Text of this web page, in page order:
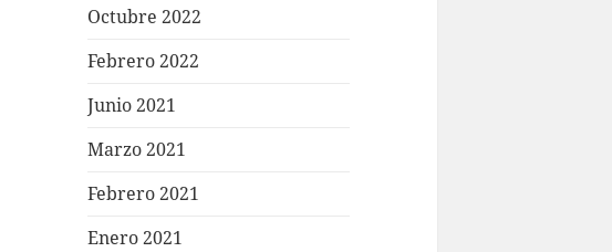
Octubre 2022
Febrero 2022
Junio 2021
Marzo 2021
Febrero 2021
Enero 2021